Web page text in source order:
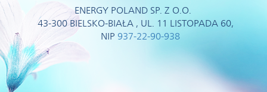
ENERGY POLAND SP. Z O.O.
43-300 BIELSKO-BIAŁA , UL. 11 LISTOPADA 60,
NIP 937-22-90-938